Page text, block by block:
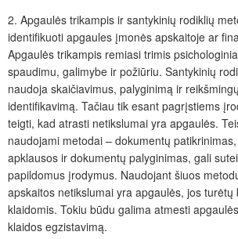
2. Apgaulės trikampis ir santykinių rodiklių
identifikuoti apgaules įmonės apskaitoje ar
Apgaulės trikampis remiasi trimis
spaudimu, galimybe ir požiūriu. Santykinių
naudoja skaičiavimus, palyginimą ir
identifikavimą. Tačiau tik esant pagrįstiems
teigti, kad atrasti netikslumai yra apgaulės.
naudojami metodai – dokumentų
apklausos ir dokumentų palyginimas, gali
papildomus įrodymus. Naudojant šiuos
apskaitos netikslumai yra apgaulės, jos turėtų
klaidomis. Tokiu būdu galima atmesti
klaidos egzistavimą.